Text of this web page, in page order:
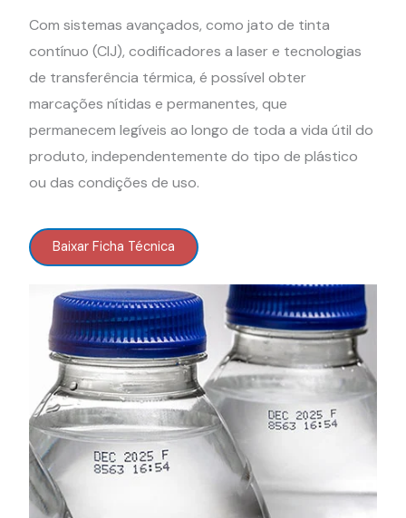
Com sistemas avançados, como jato de tinta
contínuo (CIJ), codificadores a laser e tecnologias
de transferência térmica, é possível obter
marcações nítidas e permanentes, que
permanecem legíveis ao longo de toda a vida útil do
produto, independentemente do tipo de plástico
ou das condições de uso.
Baixar Ficha Técnica